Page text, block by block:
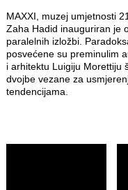
MAXXI, muzej umjetnosti
Zaha Hadid inauguriran je
paralelnih izložbi.
posvećene su preminulim
i arhitektu Luigiju Morettiju
dvojbe vezane za
tendencijama.